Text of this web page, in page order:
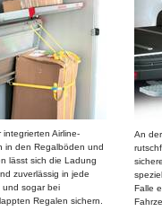
integrierten Airline-
in den Regalböden und
lässt sich die Ladung
zuverlässig in jede
und sogar bei
Regalen sichern.
An
Falle